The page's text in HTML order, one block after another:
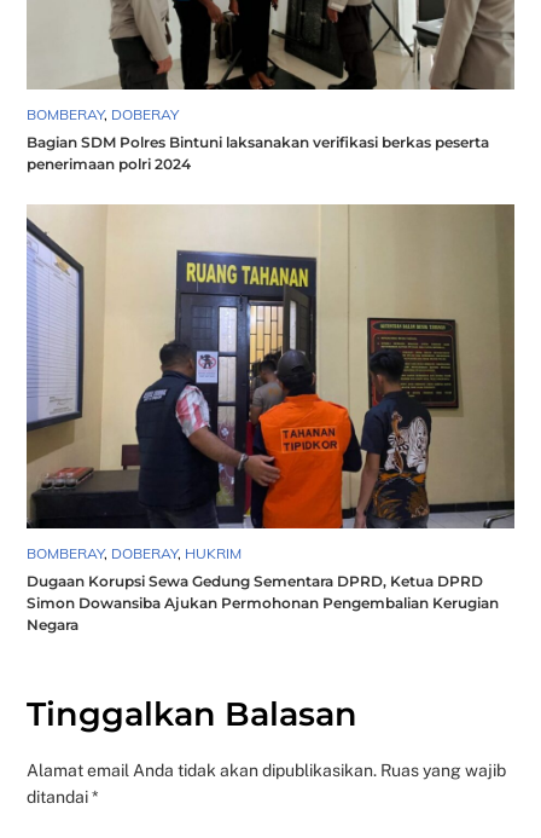
BOMBERAY, DOBERAY
Bagian SDM Polres Bintuni laksanakan verifikasi berkas peserta
penerimaan polri 2024
BOMBERAY, DOBERAY, HUKRIM
Dugaan Korupsi Sewa Gedung Sementara DPRD, Ketua DPRD
Simon Dowansiba Ajukan Permohonan Pengembalian Kerugian
Negara
Tinggalkan Balasan
Alamat email Anda tidak akan dipublikasikan. Ruas yang wajib
ditandai*